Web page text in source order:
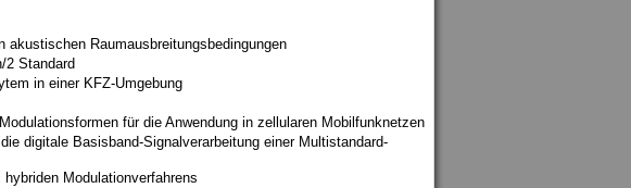
Raumausbreitungsbedingungen
2 Standard
in einer KFZ-Umgebung
für die Anwendung in zellularen Mobilfunknetzen
digitale Basisband-Signalverarbeitung einer Multistandard-
Modulationverfahrens